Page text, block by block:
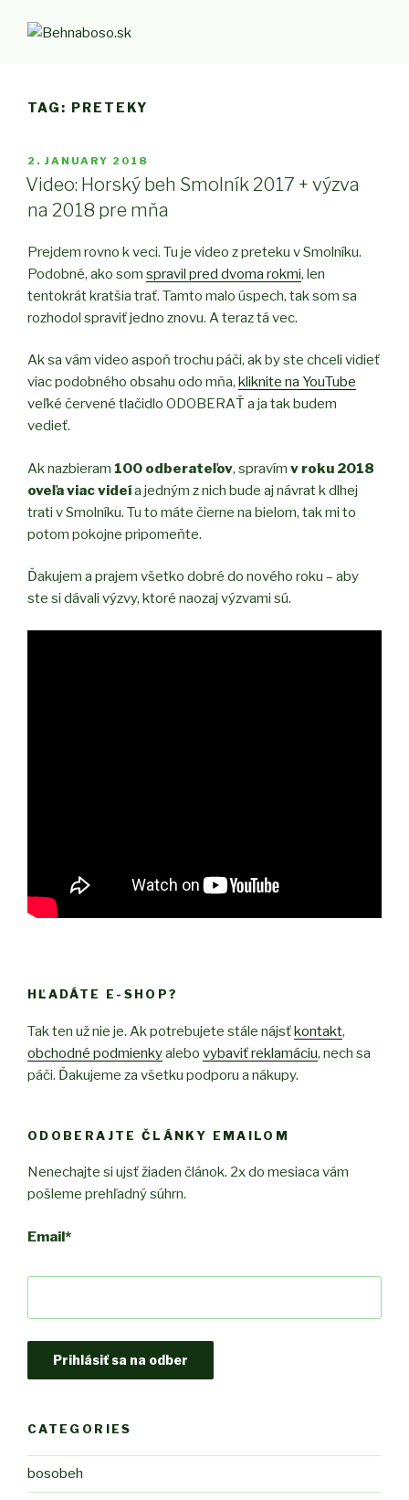
TAG: PRETEKY
POSTED
ON
2. JANUARY 2018
Video: Horský beh Smolník 2017 + výzva
na 2018 pre mňa
Prejdem rovno k veci. Tu je video z preteku v Smolníku.
Podobné, ako som spravil pred dvoma rokmi, len
tentokrát kratšia trať. Tamto malo úspech, tak som sa
rozhodol spraviť jedno znovu. A teraz tá vec.
Ak sa vám video aspoň trochu páči, ak by ste chceli vidieť
viac podobného obsahu odo mňa, kliknite na YouTube
veľké červené tlačidlo ODOBERAŤ a ja tak budem
vedieť.
Ak nazbieram 100 odberateľov, spravím v roku 2018
oveľa viac videía jedným z nich bude aj návrat k dlhej
trati v Smolníku. Tu to máte čierne na bielom, tak mi to
potom pokojne pripomeňte.
Ďakujem a prajem všetko dobré do nového roku – aby
ste si dávali výzvy, ktoré naozaj výzvami sú.
HĽADÁTE E-SHOP?
Tak ten už nie je. Ak potrebujete stále nájsťkontakt,
obchodné podmienkyalebo vybaviť reklamáciu, nech sa
páči. Ďakujeme za všetku podporu a nákupy.
ODOBERAJTE ČLÁNKY EMAILOM
Nenechajte si ujsť žiaden článok. 2x do mesiaca vám
pošleme prehľadný súhrn.
Email*
CATEGORIES
bosobeh